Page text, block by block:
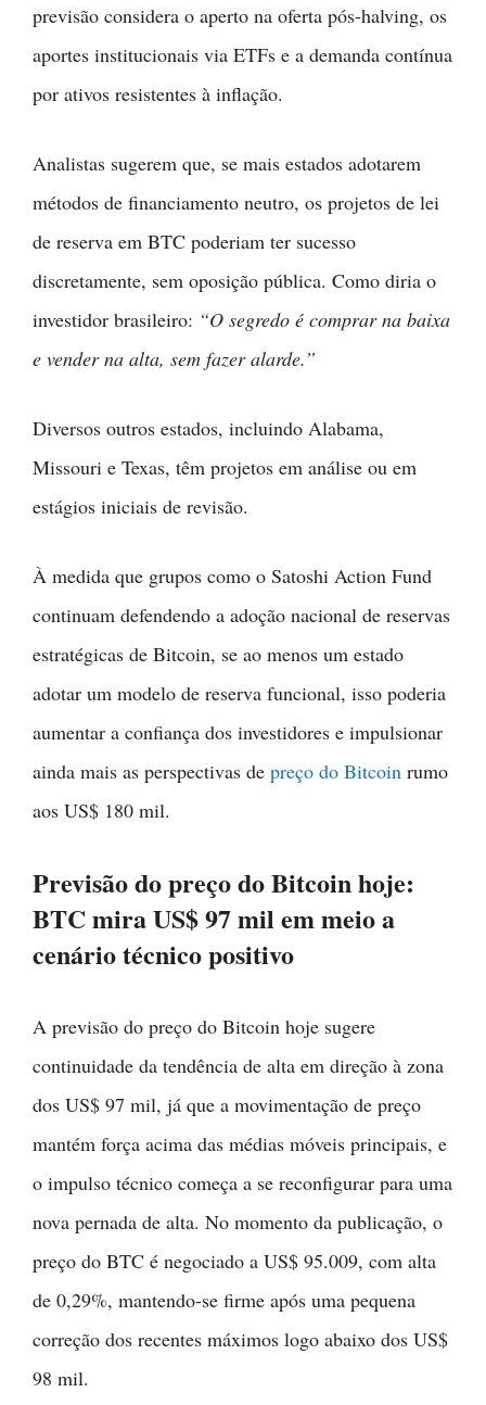
previsão considera o aperto na oferta pós-halving, os
aportes institucionais via ETFs e a demanda contínua
por ativos resistentes à inflação.
Analistas sugerem que, se mais estados adotarem
métodos de financiamento neutro, os projetos de lei
de reserva em BTC poderiam ter sucesso
discretamente, sem oposição pública. Como diria o
investidor brasileiro: “O segredo é comprar na baixa
e vender na alta, sem fazer alarde.”
Diversos outros estados, incluindo Alabama,
Missouri e Texas, têm projetos em análise ou em
estágios iniciais de revisão.
À medida que grupos como o Satoshi Action Fund
continuam defendendo a adoção nacional de reservas
estratégicas de Bitcoin, se ao menos um estado
adotar um modelo de reserva funcional, isso poderia
aumentar a confiança dos investidores e impulsionar
ainda mais as perspectivas de preço do Bitcoin rumo
aos US$ 180 mil.
Previsão do preço do Bitcoin hoje:
BTC mira US$ 97 mil em meio a
cenário técnico positivo
A previsão do preço do Bitcoin hoje sugere
continuidade da tendência de alta em direção à zona
dos US$ 97 mil, já que a movimentação de preço
mantém força acima das médias móveis principais, e
o impulso técnico começa a se reconfigurar para uma
nova pernada de alta. No momento da publicação, o
preço do BTC é negociado a US$ 95.009, com alta
de 0,29%, mantendo-se firme após uma pequena
correção dos recentes máximos logo abaixo dos US$
98 mil.